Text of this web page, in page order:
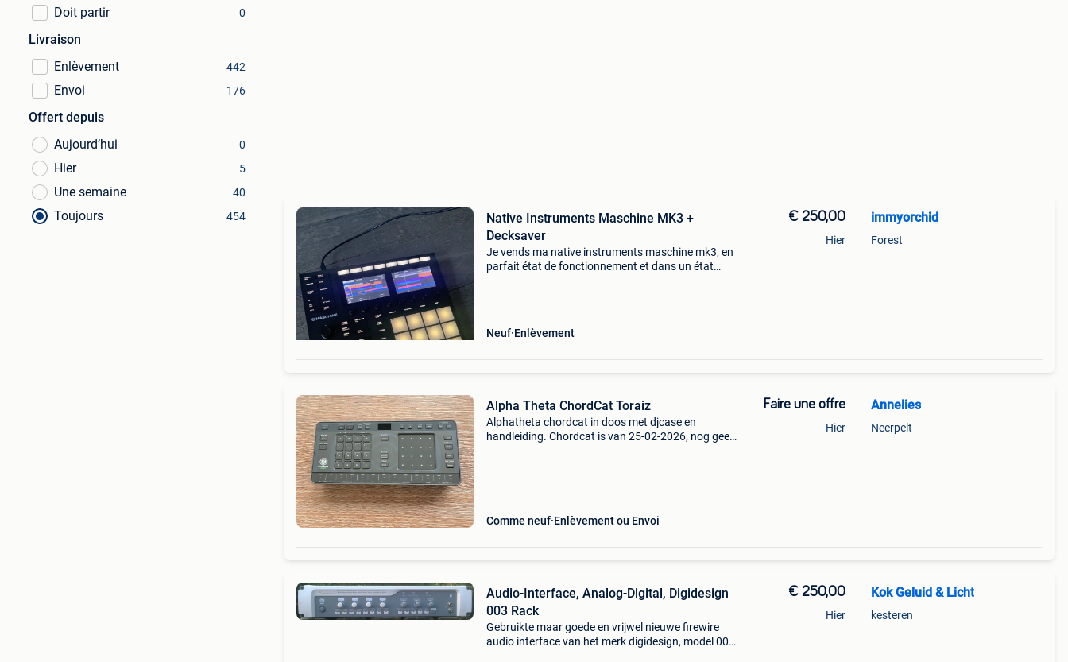
Doit partir
0
Livraison
Enlèvement
442
Envoi 176
Offert depuis
Aujourd’hui
0
Hier 5
Une semaine 40
Toujours 454
Native Instruments Maschine MK3 +
Decksaver
Je vends ma native instruments maschine mk3, en
parfait état de fonctionnement et dans un état
Neuf Enlèvement
€ 250,00
Hier
immyorchid
Forest
Alpha Theta ChordCat Toraiz
Alphatheta chordcat in doos met djcase en
handleiding. Chordcat is van 25-02-2026, nog geen
Comme neuf Enlèvement ou Envoi
Faire une offre
Hier
Annelies
Neerpelt
Audio-Interface, Analog-Digital, Digidesign
003 Rack
Gebruikte maar goede en vrijwel nieuwe firewire
audio interface van het merk digidesign, model 003.
€ 250,00
Hier
Kok Geluid & Licht
kesteren